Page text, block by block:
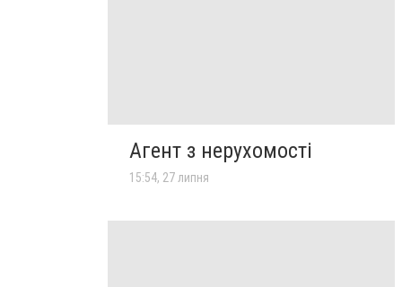
Агент з нерухомості
15:54, 27 липня